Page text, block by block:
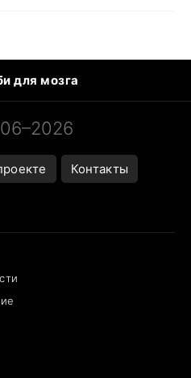
для мозга
океанариуме
Контакты